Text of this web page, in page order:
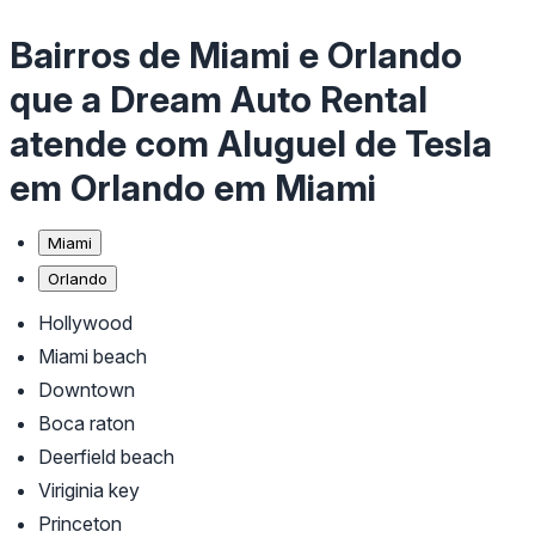
Bairros de Miami e Orlando
que a Dream Auto Rental
atende com Aluguel de Tesla
em Orlando em Miami
Miami
Orlando
Hollywood
Miami beach
Downtown
Boca raton
Deerfield beach
Viriginia key
Princeton